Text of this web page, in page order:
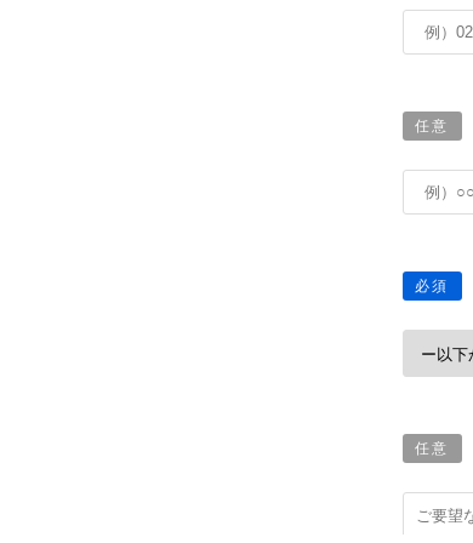
任意
必須
任意